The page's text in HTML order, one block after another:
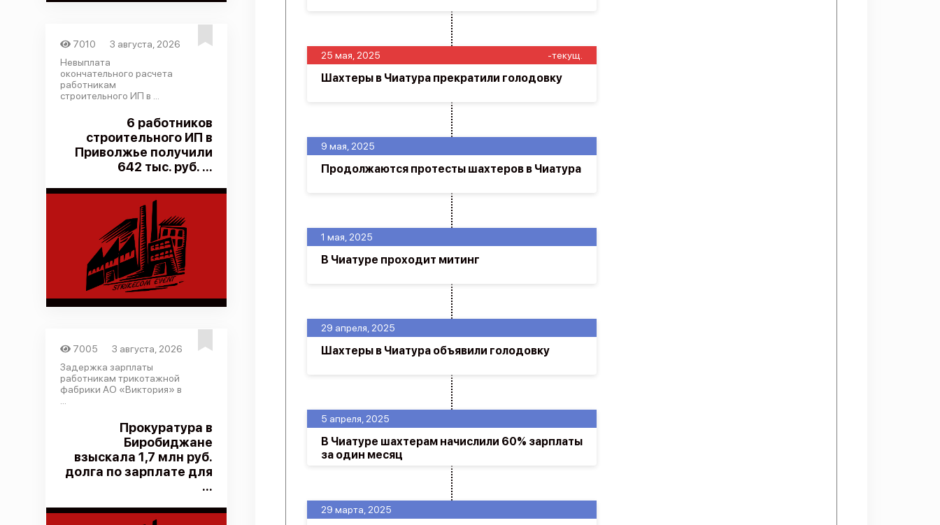
7010
3 августа, 2026
Невыплата
окончательного расчета
работникам
строительного ИП в ...
6 работников
строительного ИП в
Приволжье получили
642 тыс. руб. ...
7005
3 августа, 2026
Задержка зарплаты
работникам трикотажной
фабрики АО «Виктория» в
Прокуратура в
Биробиджане
взыскала 1,7 млн руб.
долга по зарплате для
...
29 марта, 2025
5 апреля, 2025
В Чиатуре шахтерам начислили 60% зарплаты
за один месяц
29 апреля, 2025
Шахтеры в Чиатура объявили голодовку
1 мая, 2025
В Чиатуре проходит митинг
9 мая, 2025
Продолжаются протесты шахтеров в Чиатура
25 мая, 2025 -текущ.
Шахтеры в Чиатура прекратили голодовку